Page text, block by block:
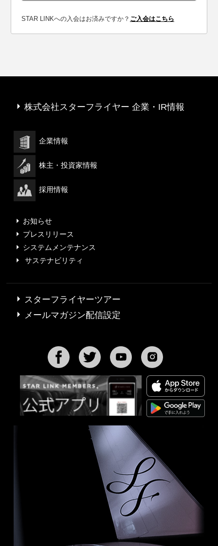
STAR LINKへの入会はお済みですか？ ご入会はこちら
株式会社スターフライヤー 企業・IR情報
企業情報
株主・投資家情報
採用情報
お知らせ
プレスリリース
システムメンテナンス
サステナビリティ
スターフライヤーツアー
メールマガジン配信設定